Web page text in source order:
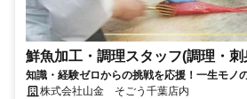
鮮魚加工・調理スタッフ(調理・
知識・経験ゼロからの挑戦を応援！一生モノ
株式会社山金 そごう千葉店内